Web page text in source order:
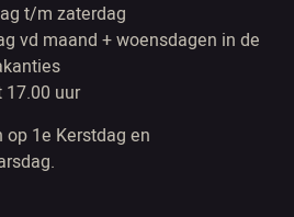
t/m zaterdag
vd maand + woensdagen in de
17.00 uur
op 1e Kerstdag en